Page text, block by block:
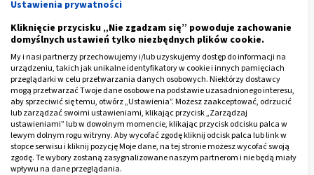
Czy woda ozonowana posiada właściwości lecznicze?
Bezpośrednio nie, pośrednio tak. Nie leczy w żaden
sposób, ale działając bakterio- i grzybobójczo pozwala
uniknąć konsekwencji ewentualnego zainfekowania.
Mimo, że płynąca w kranach woda była już poddana
ozonowaniu na etapie oczyszczania, proces ten można
powtórzyć w domu, korzystając z podręcznych
generatorów O3. W jakim celu?
Ustawienia prywatności
Kliknięcie przycisku „Nie zgadzam się” powoduje zachowanie
domyślnych ustawień tylko niezbędnych plików cookie.
My i nasi partnerzy przechowujemy i/lub uzyskujemy dostęp do informacji na
urządzeniu, takich jak unikalne identyfikatory w cookie i innych pamięciach
przeglądarki w celu przetwarzania danych osobowych. Niektórzy dostawcy
mogą przetwarzać Twoje dane osobowe na podstawie uzasadnionego interesu,
aby sprzeciwić się temu, otwórz „Ustawienia”. Możesz zaakceptować, odrzucić
lub zarządzać swoimi ustawieniami, klikając przycisk „Zarządzaj
ustawieniami” lub w dowolnym momencie, klikając przycisk odcisku palca w
lewym dolnym rogu witryny. Aby wycofać zgodę kliknij odcisk palca lub link w
stopce serwisu i kliknij pozycję Moje dane, na tej stronie możesz wycofać swoją
zgodę. Te wybory zostaną zasygnalizowane naszym partnerom i nie będą miały
wpływu na dane przeglądania.